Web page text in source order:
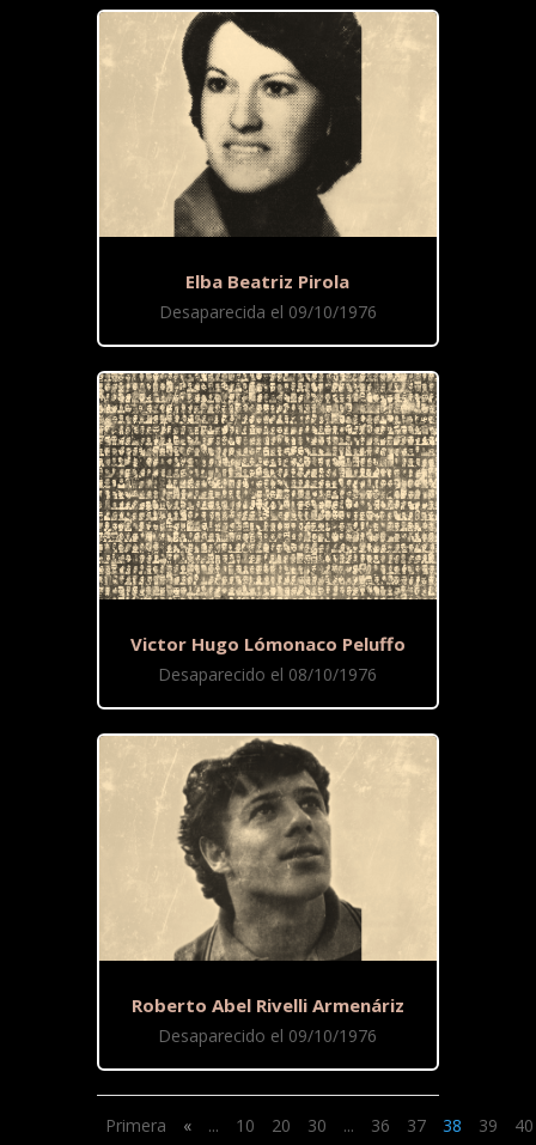
Elba Beatriz Pirola
Desaparecida el 09/10/1976
Victor Hugo Lómonaco Peluffo
Desaparecido el 08/10/1976
Roberto Abel Rivelli Armenáriz
Desaparecido el 09/10/1976
Primera « ... 10 20 30 ... 36 37 38 39 40